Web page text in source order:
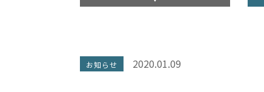
お知らせ 2020.01.09